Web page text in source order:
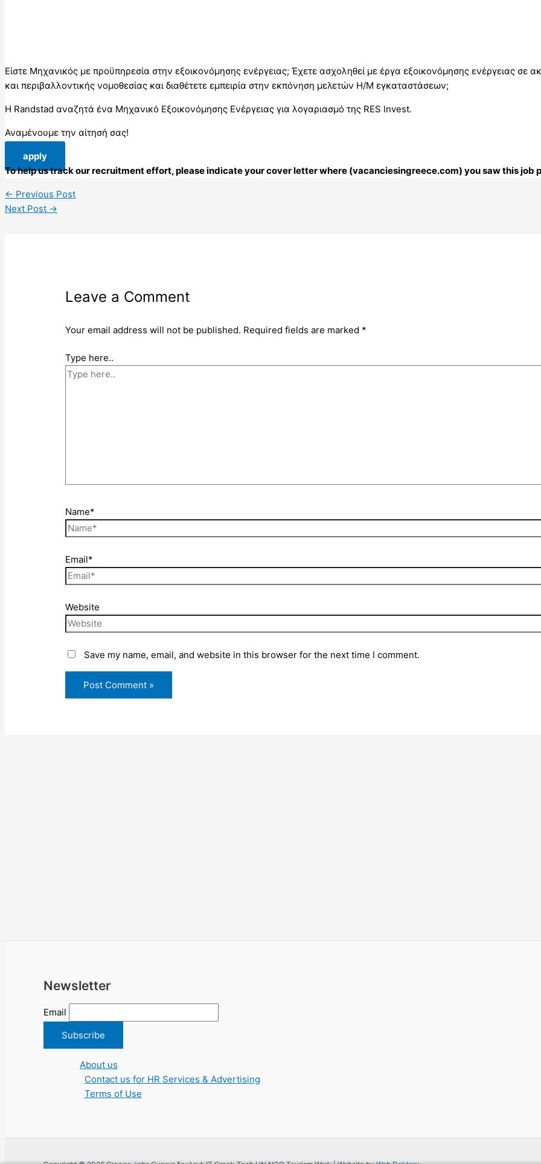
Είστε Μηχανικός με προϋπηρεσία στην εξοικονόμησης ενέργειας; Έχετε ασχοληθεί με έργα εξοικονόμησης ενέργειας σε
και περιβαλλοντικής νομοθεσίας και διαθέτετε εμπειρία στην εκπόνηση μελετών Η/Μ εγκαταστάσεων;
Η Randstad αναζητά ένα Μηχανικό Εξοικονόμησης Ενέργειας για λογαριασμό της RES Invest.
Αναμένουμε την αίτησή σας!
apply
To help us track our recruitment effort, please indicate your cover letter where (vacanciesingreece.com) you saw this job
← Previous Post
Next Post →
Leave a Comment
Your email address will not be published. Required fields are marked *
Type here..
Name*
Email*
Website
Save my name, email, and website in this browser for the next time I comment.
Newsletter
Email
About us
Contact us for HR Services & Advertising
Terms of Use